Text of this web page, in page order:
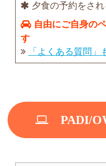
夕食の予約をさ
自由にご自身の
す
「よくある質問
PADI/